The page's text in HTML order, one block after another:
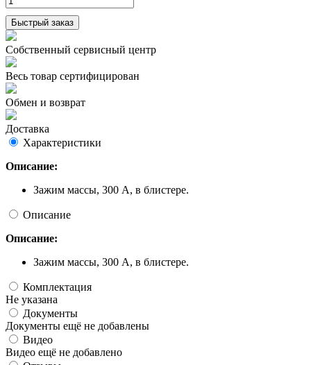
Быстрый заказ
Собственный сервисный центр
Весь товар сертифицирован
Обмен и возврат
Доставка
Характеристики
Описание:
Зажим массы, 300 А, в блистере.
Описание
Описание:
Зажим массы, 300 А, в блистере.
Комплектация
Не указана
Документы
Документы ещё не добавлены
Видео
Видео ещё не добавлено